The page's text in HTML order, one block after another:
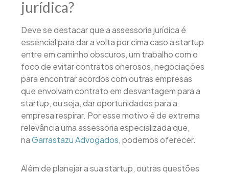
jurídica?
Deve se destacar que a assessoria jurídica é
essencial para dar a volta por cima caso a startup
entre em caminho obscuros, um trabalho com o
foco de evitar contratos onerosos, negociações
para encontrar acordos com outras empresas
que envolvam contrato em desvantagem para a
startup, ou seja, dar oportunidades para a
empresa respirar. Por esse motivo é de extrema
relevância uma assessoria especializada que,
naGarrastazu Advogados, podemos oferecer.
Além de planejar a sua startup, outras questões